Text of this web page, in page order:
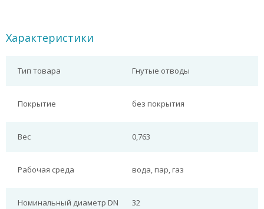
Характеристики
Тип товара Гнутые отводы
Покрытие без покрытия
Вес 0,763
Рабочая среда вода, пар, газ
Номинальный диаметр DN 32